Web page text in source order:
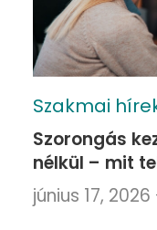
Szakmai
Szorongás
nélkül – mit
mellett sem
június 17, 2026